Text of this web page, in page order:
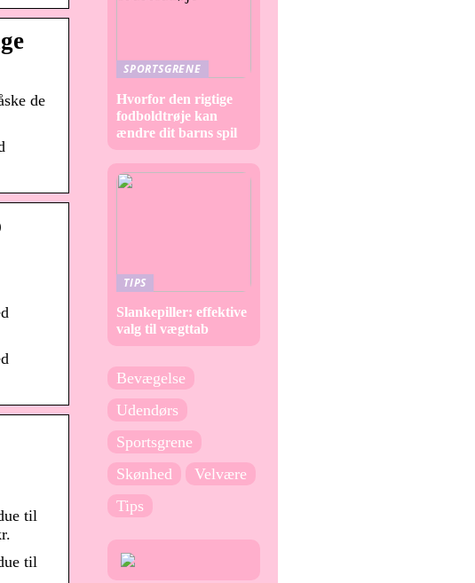
de
til
til
SPORTSGRENE
Hvorfor den rigtige
fodboldtrøje kan
ændre dit barns spil
TIPS
Slankepiller: effektive
valg til vægttab
Bevægelse
Udendørs
Sportsgrene
Skønhed
Velvære
Tips